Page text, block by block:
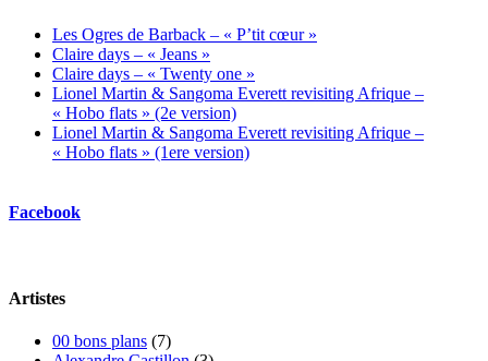
Les Ogres de Barback – « P’tit cœur »
Claire days – « Jeans »
Claire days – « Twenty one »
Lionel Martin & Sangoma Everett revisiting Afrique –
« Hobo flats » (2e version)
Lionel Martin & Sangoma Everett revisiting Afrique –
« Hobo flats » (1ere version)
Facebook
Artistes
00 bons plans (7)